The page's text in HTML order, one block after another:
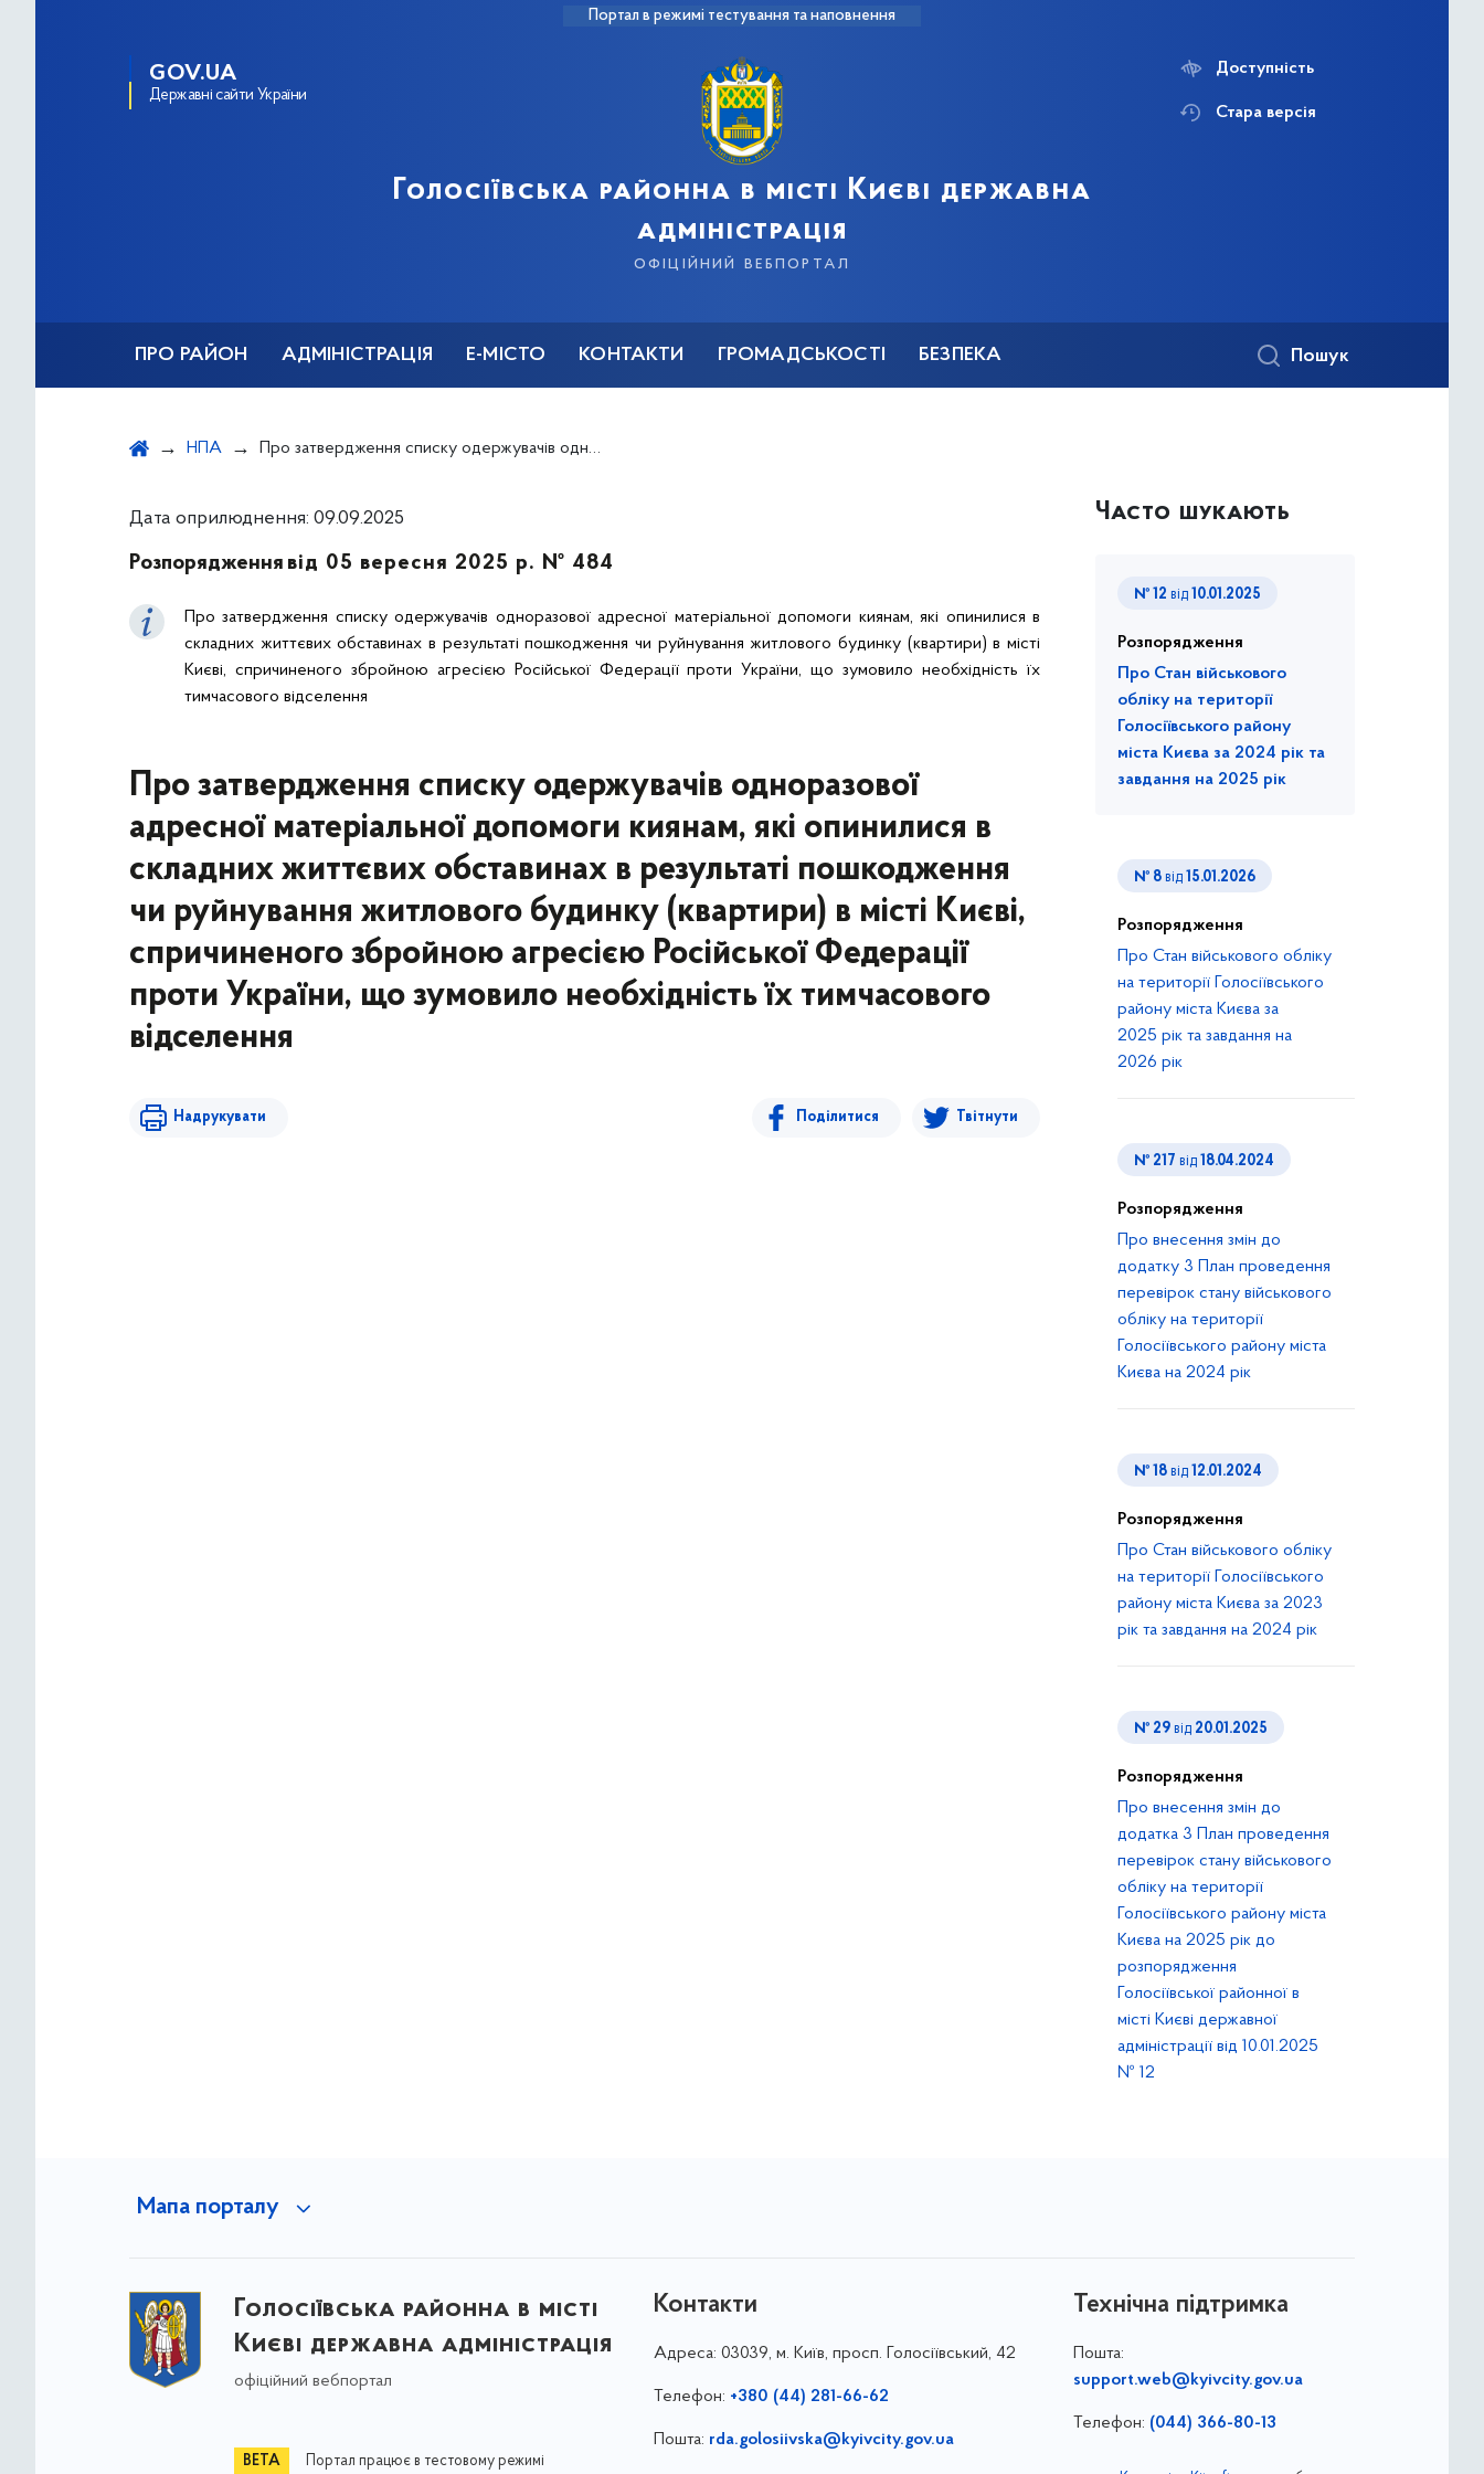
Портал в режимі тестування та наповнення
GOV.UA
Державні сайти України
Голосіївська районна в місті Києві державна
адміністрація
офіційний вебпортал
Доступність
Стара версія
ПРО РАЙОН АДМІНІСТРАЦІЯ Е-МІСТО КОНТАКТИ ГРОМАДСЬКОСТІ БЕЗПЕКА Пошук
НПА Про затвердження списку одержувачів одноразової адресної матеріальної допомоги киянам, які опинилися в складних життєвих обставинах в результаті пошкодження чи руйнування житлового будинку (квартири) в місті Києві, спричиненого збройною агресією Російської Федерації проти України, що зумовило необхідність їх тимчасового відселення
Дата оприлюднення: 09.09.2025
Розпорядження від 05 вересня 2025 р. № 484
Про затвердження списку одержувачів одноразової адресної матеріальної допомоги киянам, які опинилися в
складних життєвих обставинах в результаті пошкодження чи руйнування житлового будинку (квартири) в місті
Києві, спричиненого збройною агресією Російської Федерації проти України, що зумовило необхідність їх
тимчасового відселення
Про затвердження списку одержувачів одноразової
адресної матеріальної допомоги киянам, які опинилися в
складних життєвих обставинах в результаті пошкодження
чи руйнування житлового будинку (квартири) в місті Києві,
спричиненого збройною агресією Російської Федерації
проти України, що зумовило необхідність їх тимчасового
відселення
Надрукувати Поділитися Твітнути
Часто шукають
№ 12 від 10.01.2025
Розпорядження
Про Стан військового
обліку на території
Голосіївського району
міста Києва за 2024 рік та
завдання на 2025 рік
№ 8 від 15.01.2026
Розпорядження
Про Стан військового обліку
на території Голосіївського
району міста Києва за
2025 рік та завдання на
2026 рік
№ 217 від 18.04.2024
Розпорядження
Про внесення змін до
додатку 3 План проведення
перевірок стану військового
обліку на території
Голосіївського району міста
Києва на 2024 рік
№ 18 від 12.01.2024
Розпорядження
Про Стан військового обліку
на території Голосіївського
району міста Києва за 2023
рік та завдання на 2024 рік
№ 29 від 20.01.2025
Розпорядження
Про внесення змін до
додатка 3 План проведення
перевірок стану військового
обліку на території
Голосіївського району міста
Києва на 2025 рік до
розпорядження
Голосіївської районної в
місті Києві державної
адміністрації від 10.01.2025
№ 12
Мапа порталу
Голосіївська районна в місті
Києві державна адміністрація
офіційний вебпортал
Портал працює в тестовому режимі
Контакти
Адреса: 03039, м. Київ, просп. Голосіївський, 42
Телефон: +380 (44) 281-66-62
Пошта: rda.golosiivska@kyivcity.gov.ua
Технічна підтримка
Пошта:
support.web@kyivcity.gov.ua
Телефон: (044) 366-80-13